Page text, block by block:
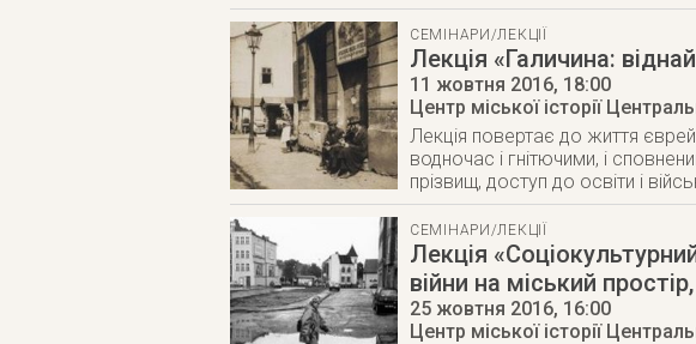
СЕМІНАРИ/ЛЕКЦІЇ
Лекція «Галичина:
11 жовтня 2016, 18:00
Центр міської історії
Лекція повертає до життя
водночас і гнітючими, і
прізвищ, доступ до освіти і
СЕМІНАРИ/ЛЕКЦІЇ
Лекція
війни на міський
25 жовтня 2016, 16:00
Центр міської історії